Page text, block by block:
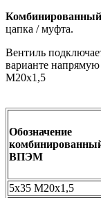
цапка / муфта.
Вентиль
варианте
М20х1,5
Обозначение
ВПЭМ
5х35 М20х1,5